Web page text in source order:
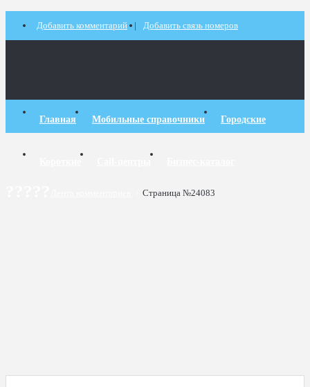
Добавить комментарий Добавить связь номеров
Главная Мобильные справочники Городские
Страница №24083